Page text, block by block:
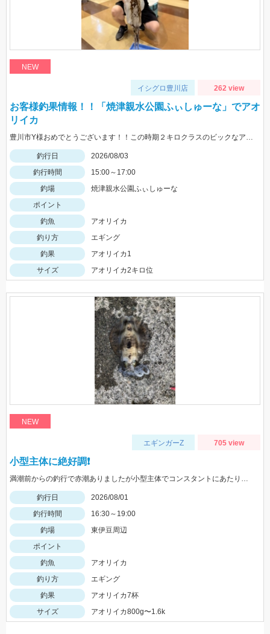
NEW
イシグロ豊川店 262 view
お客様釣果情報！！「焼津親水公園ふぃしゅーな」でアオ
リイカ
豊川市Y様おめでとうございます！！この時期２キロクラスのビックなアオリイカを見事に仕留められました！！ 釣れているのが500ｇクラスの情報だったので、ヒットした瞬間はエイかと思ったそうです。
釣行日
2026/08/03
釣行時間
15:00～17:00
釣場
焼津親水公園ふぃしゅーな
ポイント
釣魚
アオリイカ
釣り方
エギング
釣果
アオリイカ1
サイズ
アオリイカ2キロ位
NEW
エギンガーZ 705 view
小型主体に絶好調❗️
満潮前からの釣行で赤潮ありましたが小型主体でコンスタントにあたりがありました
釣行日
2026/08/01
釣行時間
16:30～19:00
釣場
東伊豆周辺
ポイント
釣魚
アオリイカ
釣り方
エギング
釣果
アオリイカ7杯
サイズ
アオリイカ800g〜1.6k